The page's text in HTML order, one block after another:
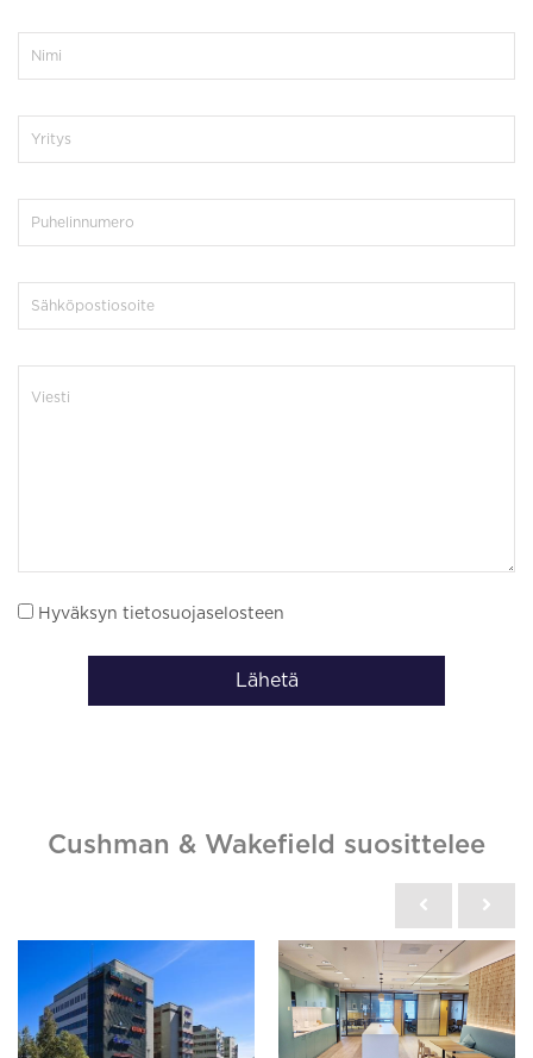
Hyväksyn tietosuojaselosteen
Lähetä
Cushman & Wakefield suosittelee